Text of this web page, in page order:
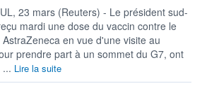
23 mars (Reuters) - Le président sud-
mardi une dose du vaccin contre le
en vue d'une visite au
prendre part à un sommet du G7, ont
Lire la suite